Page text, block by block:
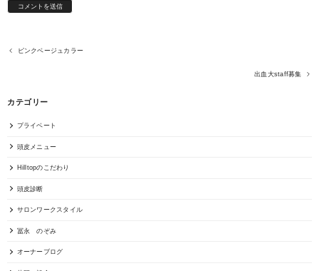
ピンクベージュカラー
出血大staff募集
カテゴリー
プライベート
頭皮メニュー
Hilltopのこだわり
頭皮診断
サロンワークスタイル
冨永 のぞみ
オーナーブログ